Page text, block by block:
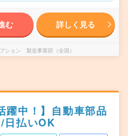
む 詳しく見る
ション 製造事業部（全国）
躍中！】自動車部品
日払いOK